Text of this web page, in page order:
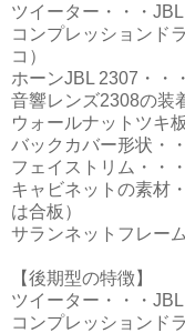
ツイーター・・・JBL
コンプレッションド
コ）
ホーンJBL 2307・・
音響レンズ2308の装
ウォールナットツキ
バックカバー形状・
フェイストリム・・
キャビネットの素材
は合板）
サランネットフレー
【後期型の特徴】
ツイーター・・・
コンプレッションド